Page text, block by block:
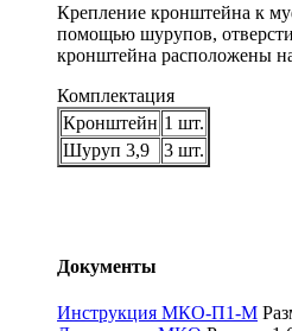
Крепление кронштейна к
помощью шурупов,
кронштейна расположены
Комплектация
Кронштейн 1 шт.
Шуруп 3,9
3 шт.
Документы
Инструкция МКО-П1-М